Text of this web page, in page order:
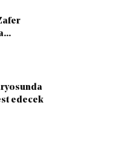
edecek